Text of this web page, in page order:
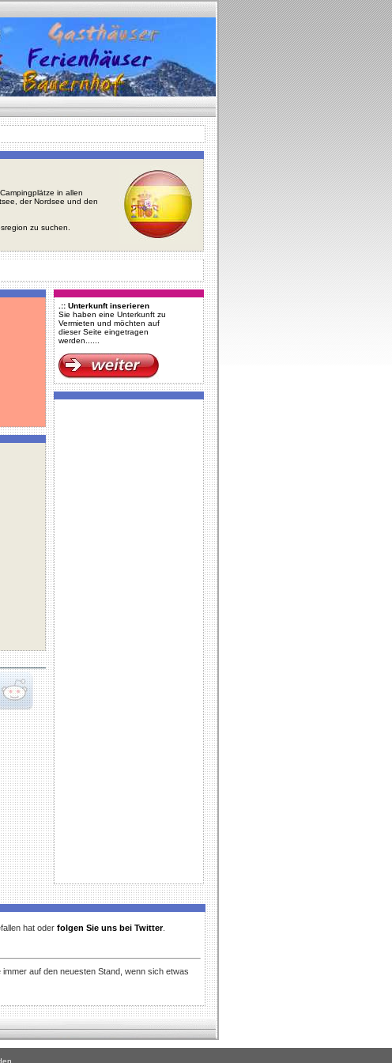
in allen
der Nordsee und den
zu suchen.
.:: Unterkunft inserieren
Sie haben eine Unterkunft zu
Vermieten und möchten auf
dieser Seite eingetragen
werden......
hat oder folgen Sie uns bei Twitter.
immer auf den neuesten Stand, wenn sich etwas